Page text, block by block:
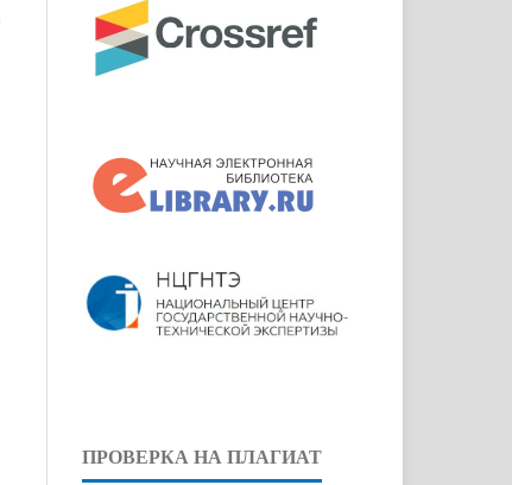
ПРОВЕРКА НА ПЛАГИАТ